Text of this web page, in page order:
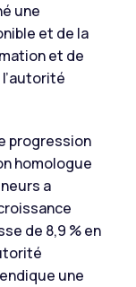
une
et de la
et de
progression
homologue
a
de 8,9 % en
une